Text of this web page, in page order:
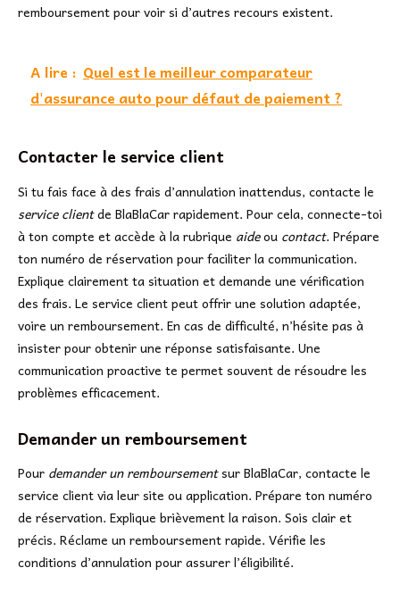
remboursement pour voir si d’autres recours existent.
A lire : Quel est le meilleur comparateur
d'assurance auto pour défaut de paiement ?
Contacter le service client
Si tu fais face à des frais d’annulation inattendus, contacte le
service clientde BlaBlaCar rapidement. Pour cela, connecte-toi
à ton compte et accède à la rubrique aideou contact. Prépare
ton numéro de réservation pour faciliter la communication.
Explique clairement ta situation et demande une vérification
des frais. Le service client peut offrir une solution adaptée,
voire un remboursement. En cas de difficulté, n’hésite pas à
insister pour obtenir une réponse satisfaisante. Une
communication proactive te permet souvent de résoudre les
problèmes efficacement.
Demander un remboursement
Pour demander un remboursementsur BlaBlaCar, contacte le
service client via leur site ou application. Prépare ton numéro
de réservation. Explique brièvement la raison. Sois clair et
précis. Réclame un remboursement rapide. Vérifie les
conditions d’annulation pour assurer l’éligibilité.